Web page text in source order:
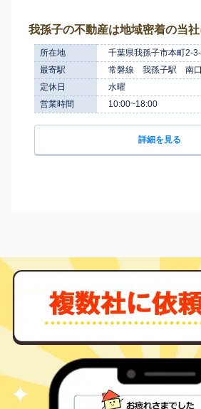
我孫子の不動産は地域密着の当社
所在地
千葉県我孫子市本町2-
最寄駅
常磐線 我孫子駅 南
定休日
水曜
営業時間
10:00~18:00
詳細を見る